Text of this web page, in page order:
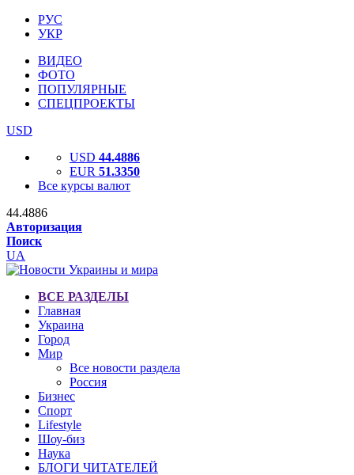
РУС
УКР
ВИДЕО
ФОТО
ПОПУЛЯРНЫЕ
СПЕЦПРОЕКТЫ
USD
USD 44.4886
EUR 51.3350
Все курсы валют
44.4886
Авторизация
Поиск
UA
ВСЕ РАЗДЕЛЫ
Главная
Украина
Город
Мир
Все новости раздела
Россия
Бизнес
Спорт
Lifestyle
Шоу-биз
Наука
БЛОГИ ЧИТАТЕЛЕЙ